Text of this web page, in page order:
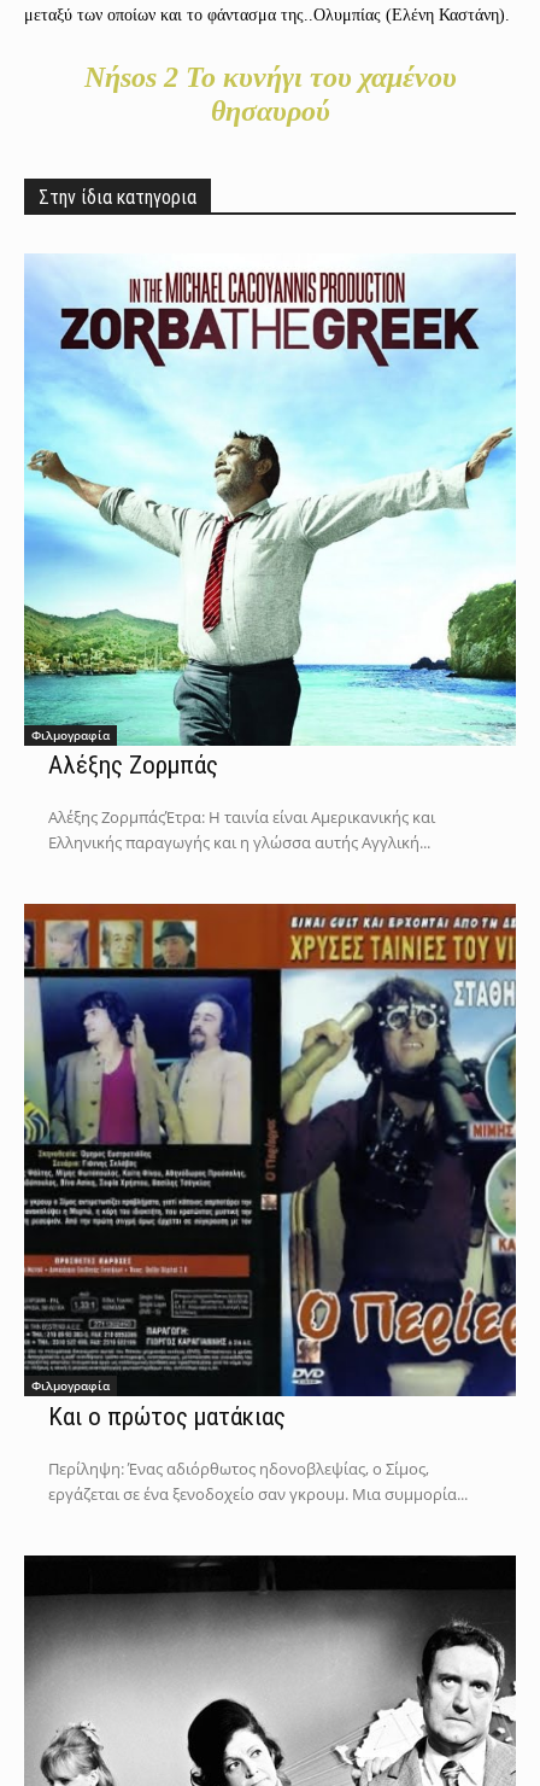
μεταξύ των οποίων και το φάντασμα της..Ολυμπίας (Ελένη Καστάνη).
Νήsos 2 Το κυνήγι του χαμένου
θησαυρού
Στην ίδια κατηγορια
Φιλμογραφία
Αλέξης Ζορμπάς
Αλέξης ΖορμπάςΈτρα: Η ταινία είναι Αμερικανικής και
Ελληνικής παραγωγής και η γλώσσα αυτής Αγγλική...
Φιλμογραφία
Και ο πρώτος ματάκιας
Περίληψη: Ένας αδιόρθωτος ηδονοβλεψίας, ο Σίμος,
εργάζεται σε ένα ξενοδοχείο σαν γκρουμ. Μια συμμορία...